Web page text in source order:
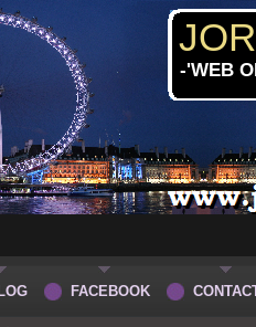
-'WEB
FACEBOOK